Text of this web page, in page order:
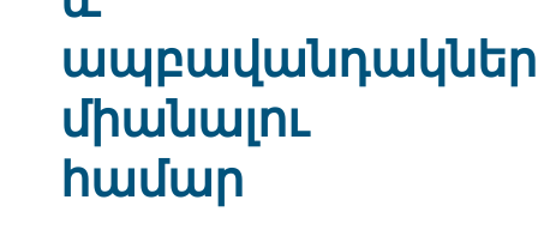
միանալու
համար